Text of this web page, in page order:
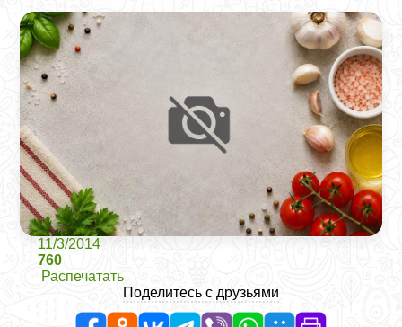
11/3/2014
760
Распечатать
Поделитесь с друзьями